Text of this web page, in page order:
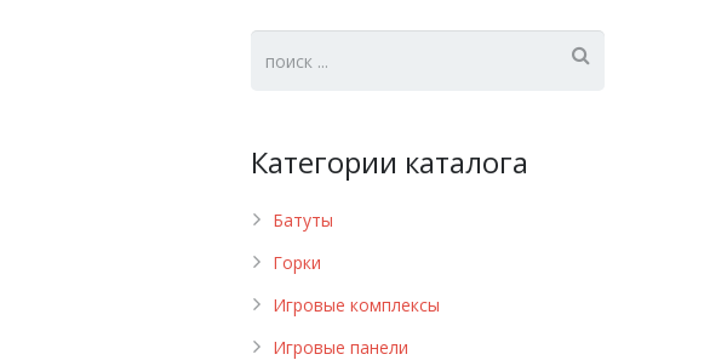
Категории каталога
Батуты
Горки
Игровые комплексы
Игровые панели